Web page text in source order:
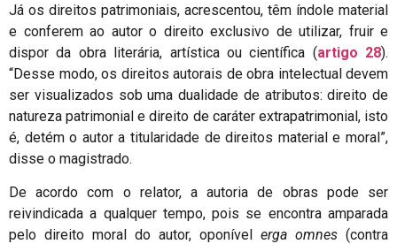
Já os direitos patrimoniais, acrescentou, têm índole material
e conferem ao autor o direito exclusivo de utilizar, fruir e
dispor da obra literária, artística ou científica (artigo 28).
“Desse modo, os direitos autorais de obra intelectual devem
ser visualizados sob uma dualidade de atributos: direito de
natureza patrimonial e direito de caráter extrapatrimonial, isto
é, detém o autor a titularidade de direitos material e moral”,
disse o magistrado.
De acordo com o relator, a autoria de obras pode ser
reivindicada a qualquer tempo, pois se encontra amparada
pelo direito moral do autor, oponível erga omnes (contra